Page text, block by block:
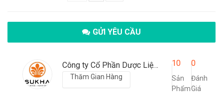
GỬI YÊU CẦU
Công ty Cổ Phần Dược Liệu SUKHA Việt Nam
Thăm Gian Hàng
10
Sản
Phẩm
0
Đánh
Giá